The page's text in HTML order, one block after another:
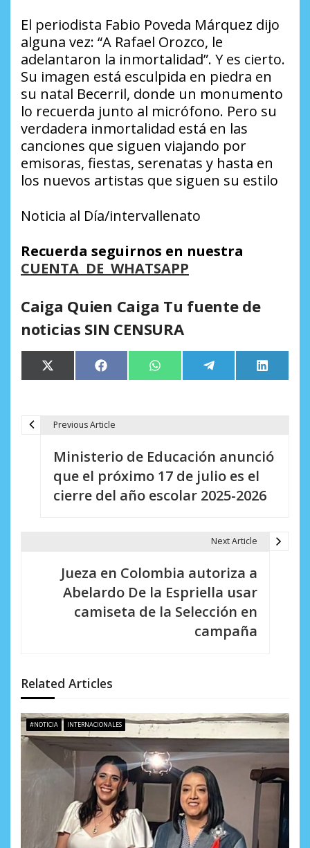
El periodista Fabio Poveda Márquez dijo
alguna vez: “A Rafael Orozco, le
adelantaron la inmortalidad”. Y es cierto.
Su imagen está esculpida en piedra en
su natal Becerril, donde un monumento
lo recuerda junto al micrófono. Pero su
verdadera inmortalidad está en las
canciones que siguen viajando por
emisoras, fiestas, serenatas y hasta en
los nuevos artistas que siguen su estilo
Noticia al Día/intervallenato
Recuerda seguirnos en nuestra
CUENTA DE WHATSAPP
Caiga Quien Caiga Tu fuente de
noticias SIN CENSURA
Compartir
en
X
(Twitter)
Compartir
en
Facebook Compartir
en
WhatsApp Compartir
en
Telegram
en
LinkedIn
d
e
e
a
Previous Article
Ministerio de Educación anunció
que el próximo 17 de julio es el
cierre del año escolar 2025-2026
Next Article
Jueza en Colombia autoriza a
Abelardo De la Espriella usar
camiseta de la Selección en
campaña
Related Articles
#NOTICIA INTERNACIONALES